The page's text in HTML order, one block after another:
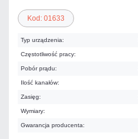
Kod: 01633
Typ urządzenia:
Częstotliwość pracy:
Pobór prądu:
Ilość kanałów:
Zasięg:
Wymiary:
Gwarancja producenta: